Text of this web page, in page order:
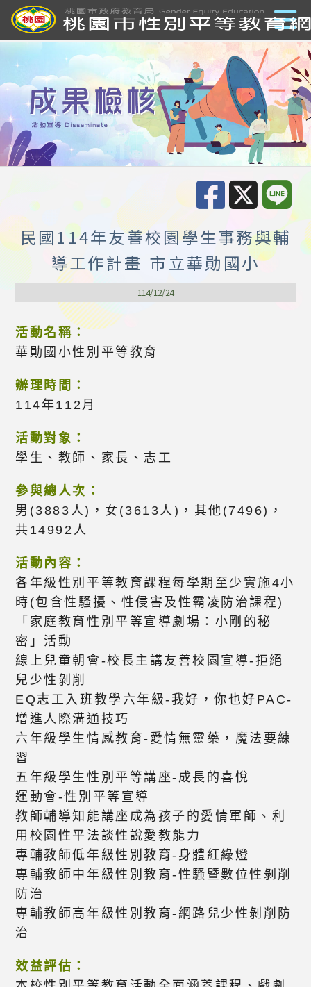
民國114年友善校園學生事務與輔
導工作計畫 市立華勛國小
114/12/24
活動名稱：
華勛國小性別平等教育
辦理時間：
114年112月
活動對象：
學生、教師、家長、志工
參與總人次：
男(3883人)，女(3613人)，其他(7496)，
共14992人
活動內容：
各年級性別平等教育課程每學期至少實施4小
時(包含性騷擾、性侵害及性霸凌防治課程)
「家庭教育性別平等宣導劇場：小剛的秘
密」活動
線上兒童朝會-校長主講友善校園宣導-拒絕
兒少性剝削
EQ志工入班教學六年級-我好，你也好PAC-
增進人際溝通技巧
六年級學生情感教育-愛情無靈藥，魔法要練
習
五年級學生性別平等講座-成長的喜悅
運動會-性別平等宣導
教師輔導知能講座成為孩子的愛情軍師、利
用校園性平法談性說愛教能力
專輔教師低年級性別教育-身體紅綠燈
專輔教師中年級性別教育-性騷暨數位性剝削
防治
專輔教師高年級性別教育-網路兒少性剝削防
治
效益評估：